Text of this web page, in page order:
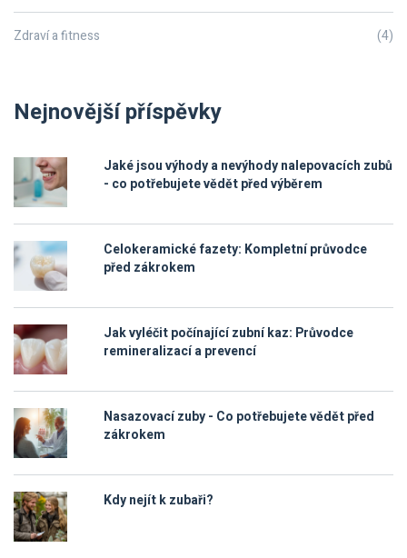
Zdraví a fitness (4)
Nejnovější příspěvky
Jaké jsou výhody a nevýhody nalepovacích zubů
- co potřebujete vědět před výběrem
Celokeramické fazety: Kompletní průvodce
před zákrokem
Jak vyléčit počínající zubní kaz: Průvodce
remineralizací a prevencí
Nasazovací zuby - Co potřebujete vědět před
zákrokem
Kdy nejít k zubaři?